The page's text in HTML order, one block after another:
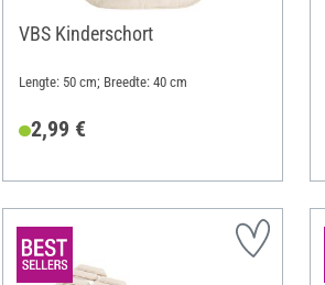
VBS Kinderschort
Lengte: 50 cm; Breedte: 40 cm
2,99 €